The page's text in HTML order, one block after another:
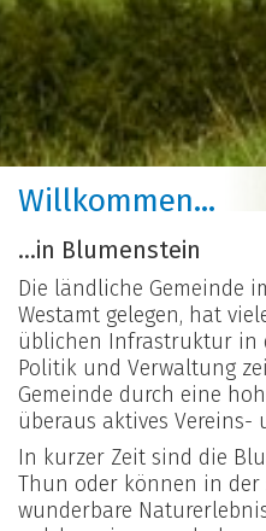
Willkommen...
...in Blumenstein
Die ländliche Gemeinde
Westamt gelegen, hat
üblichen Infrastruktur in
Politik und Verwaltung
Gemeinde durch eine
überaus aktives Vereins-
In kurzer Zeit sind die
Thun oder können in
wunderbare